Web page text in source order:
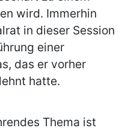
wird. Immerhin
in dieser Session
einer
das er vorher
hatte.
Thema ist